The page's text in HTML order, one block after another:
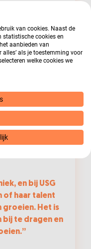
je werk, en
uit?
zoekend en
volwaardige
en uitdagingen
hoe ze hun
en bij USG
of haar talent
groeien. Het is
te dragen en
van cookies. Naast de
statistische cookies en
aanbieden van
alles’ als je toestemming voor
welke cookies we